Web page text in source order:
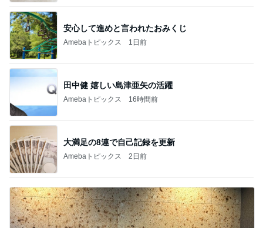
安心して進めと言われたおみくじ
Amebaトピックス 1日前
田中健 嬉しい島津亜矢の活躍
Amebaトピックス 16時間前
大満足の8連で自己記録を更新
Amebaトピックス 2日前